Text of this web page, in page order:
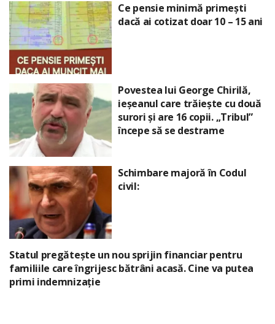
Ce pensie minimă primești
dacă ai cotizat doar 10 – 15 ani
Povestea lui George Chirilă,
ieșeanul care trăiește cu două
surori și are 16 copii. „Tribul”
începe să se destrame
Schimbare majoră în Codul
civil:
Statul pregătește un nou sprijin financiar pentru
familiile care îngrijesc bătrâni acasă. Cine va putea
primi indemnizație